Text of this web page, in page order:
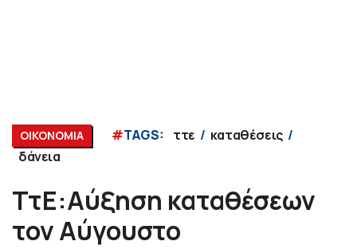
ΟΙΚΟΝΟΜΙΑ #TAGS: ττε
καταθέσεις
δάνεια
ΤτΕ:Αύξηση καταθέσεων
τον Αύγουστο